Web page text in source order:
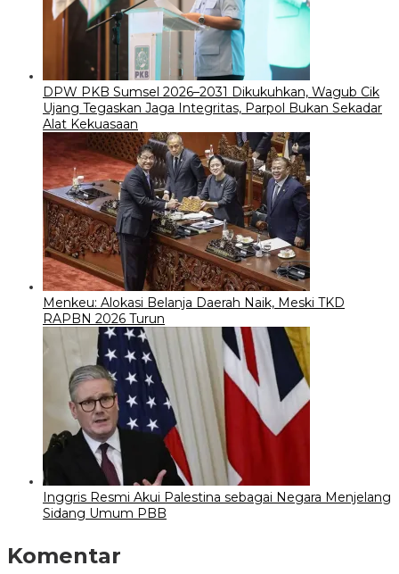
DPW PKB Sumsel 2026–2031 Dikukuhkan, Wagub Cik
Ujang Tegaskan Jaga Integritas, Parpol Bukan Sekadar
Alat Kekuasaan
Menkeu: Alokasi Belanja Daerah Naik, Meski TKD
RAPBN 2026 Turun
Inggris Resmi Akui Palestina sebagai Negara Menjelang
Sidang Umum PBB
Komentar